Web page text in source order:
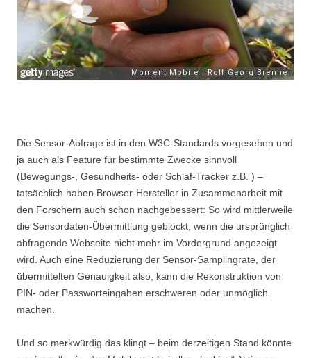
Die Sensor-Abfrage ist in den W3C-Standards vorgesehen und
ja auch als Feature für bestimmte Zwecke sinnvoll
(Bewegungs-, Gesundheits- oder Schlaf-Tracker z.B. ) –
tatsächlich haben Browser-Hersteller in Zusammenarbeit mit
den Forschern auch schon nachgebessert: So wird mittlerweile
die Sensordaten-Übermittlung geblockt, wenn die ursprünglich
abfragende Webseite nicht mehr im Vordergrund angezeigt
wird. Auch eine Reduzierung der Sensor-Samplingrate, der
übermittelten Genauigkeit also, kann die Rekonstruktion von
PIN- oder Passworteingaben erschweren oder unmöglich
machen.
Und so merkwürdig das klingt – beim derzeitigen Stand könnte